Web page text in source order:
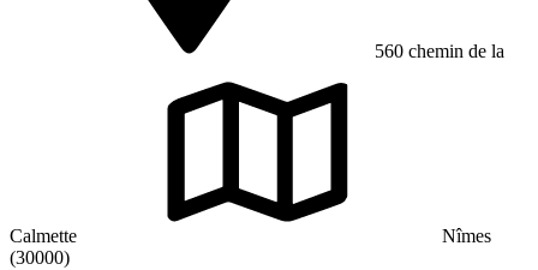
560 chemin de la
Calmette
Nîmes
(30000)